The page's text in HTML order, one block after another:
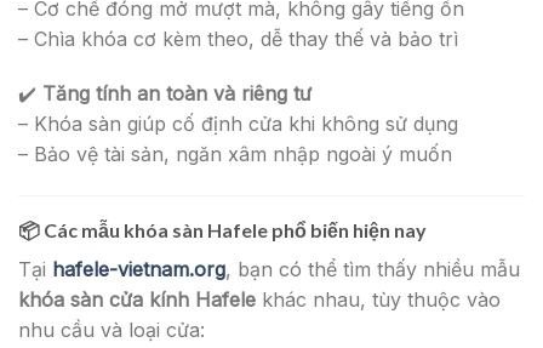
– Cơ chế đóng mở mượt mà, không gây tiếng ồn
– Chìa khóa cơ kèm theo, dễ thay thế và bảo trì
✔️ Tăng tính an toàn và riêng tư
– Khóa sàn giúp cố định cửa khi không sử dụng
– Bảo vệ tài sản, ngăn xâm nhập ngoài ý muốn
📦 Các mẫu khóa sàn Hafele phổ biến hiện nay
Tại hafele-vietnam.org, bạn có thể tìm thấy nhiều mẫu
khóa sàn cửa kính Hafele khác nhau, tùy thuộc vào
nhu cầu và loại cửa: